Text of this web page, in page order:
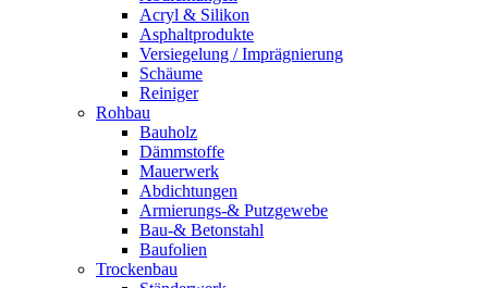
Acryl & Silikon
Asphaltprodukte
Versiegelung / Imprägnierung
Schäume
Reiniger
Rohbau
Bauholz
Dämmstoffe
Mauerwerk
Abdichtungen
Armierungs-& Putzgewebe
Bau-& Betonstahl
Baufolien
Trockenbau